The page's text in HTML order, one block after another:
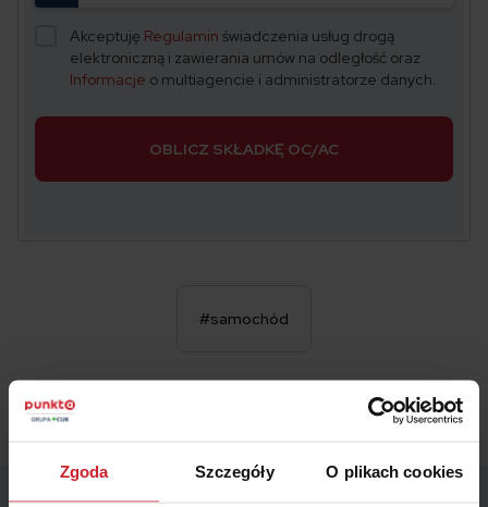
Zgoda Szczegóły O plikach cookies
Akceptuję Regulamin świadczenia usług drogą
elektroniczną i zawierania umów na odległość oraz
Informacje o multiagencie i administratorze danych.
OBLICZ SKŁADKĘ OC/AC
#samochód